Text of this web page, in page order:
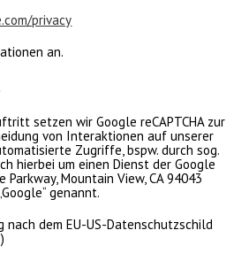
privacy
an.
setzen wir Google reCAPTCHA zur
von Interaktionen auf unserer
Zugriffe, bspw. durch sog.
hierbei um einen Dienst der Google
Parkway, Mountain View, CA 94043
genannt.
nach dem EU-US-Datenschutzschild